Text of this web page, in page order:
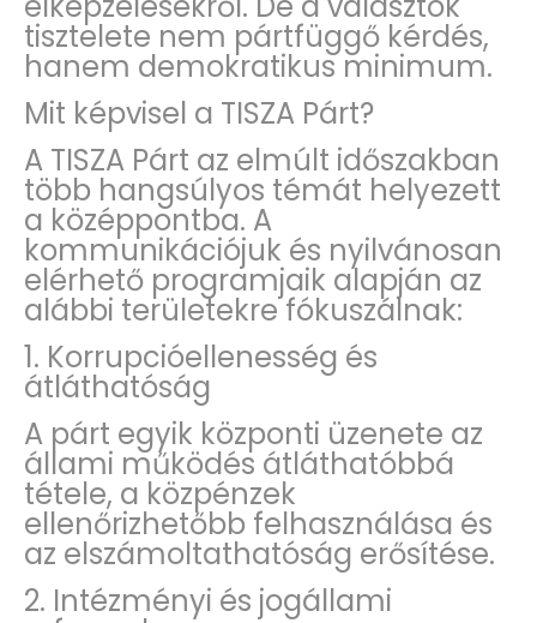
tisztelete nem pártfüggő kérdés,
hanem demokratikus minimum.
Mit képvisel a TISZA Párt?
A TISZA Párt az elmúlt időszakban
több hangsúlyos témát helyezett
a középpontba. A
kommunikációjuk és nyilvánosan
elérhető programjaik alapján az
alábbi területekre fókuszálnak:
1. Korrupcióellenesség és
átláthatóság
A párt egyik központi üzenete az
állami működés átláthatóbbá
tétele, a közpénzek
ellenőrizhetőbb felhasználása és
az elszámoltathatóság erősítése.
2. Intézményi és jogállami